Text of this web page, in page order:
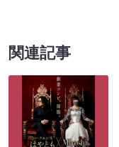
関連記事